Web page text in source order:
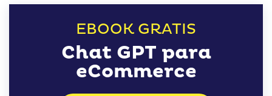
EBOOK GRATIS
Chat GPT para
eCommerce